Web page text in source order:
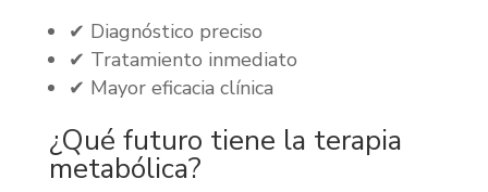
✔ Diagnóstico preciso
✔ Tratamiento inmediato
✔ Mayor eficacia clínica
¿Qué futuro tiene la terapia
metabólica?